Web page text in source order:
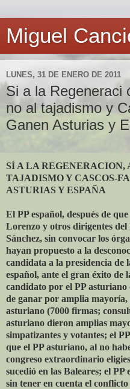
Miguel
LUNES, 31 DE ENERO DE 2011
Si a la Regeneraci
no al tajadismo y
Ganen Asturias y
SÍ A LA
TAJADISMO Y CASCOS-
ASTURIAS Y ESPAÑA
El PP español, después de
Lorenzo y otros dirigentes
Sánchez, sin convocar los
hayan propuesto a la
candidata a la presidencia de
español, ante el gran éxito de
candidato por el PP
de ganar por amplia mayoría,
asturiano (7000 firmas;
asturiano dieron amplias
simpatizantes y votantes; el
que el PP asturiano, al no
congreso extraordinario
sucedió en las Baleares; el
sin tener en cuenta el